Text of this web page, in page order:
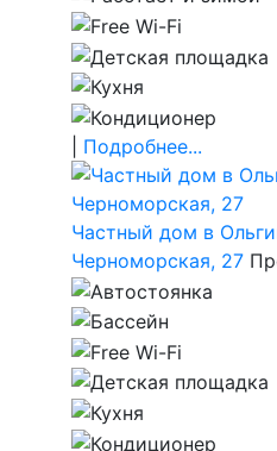
Подробнее...
Частный дом в
Черноморская, 27